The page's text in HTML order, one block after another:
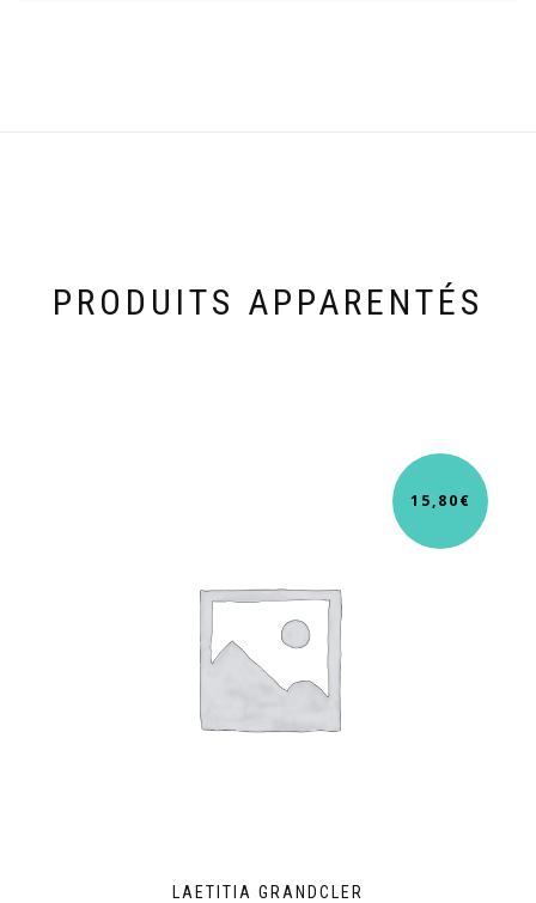
PRODUITS APPARENTÉS
LAETITIA GRANDCLER
15,80€